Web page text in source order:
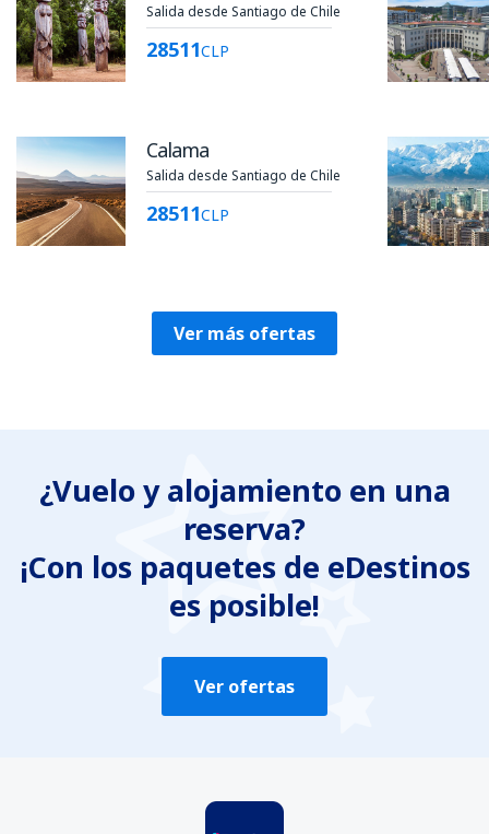
Salida desde Santiago de Chile
28511CLP
Calama
Salida desde Santiago de Chile
28511CLP
Ver más ofertas
¿Vuelo y alojamiento en una
reserva?
¡Con los paquetes de eDestinos
es posible!
Ver ofertas